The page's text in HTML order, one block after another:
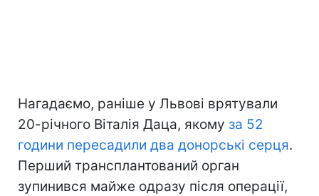
Нагадаємо, раніше у Львові врятували
20-річного Віталія Даца, якому за 52
години пересадили два донорські серця.
Перший трансплантований орган
зупинився майже одразу після операції,